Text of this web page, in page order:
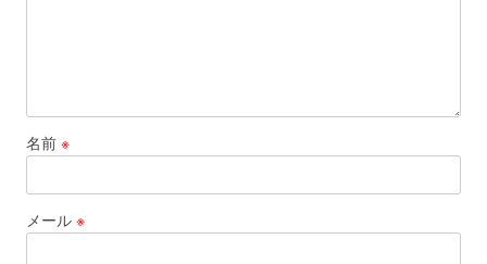
名前 ※
メール ※